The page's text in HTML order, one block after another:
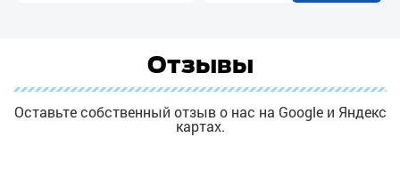
Отзывы
Оставьте собственный отзыв о нас на Google и Яндекс
картах.